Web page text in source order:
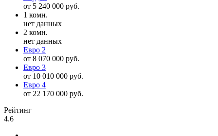
от 5 240 000 руб.
1 комн.
нет данных
2 комн.
нет данных
Евро 2
от 8 070 000 руб.
Евро 3
от 10 010 000 руб.
Евро 4
от 22 170 000 руб.
Рейтинг
4.6